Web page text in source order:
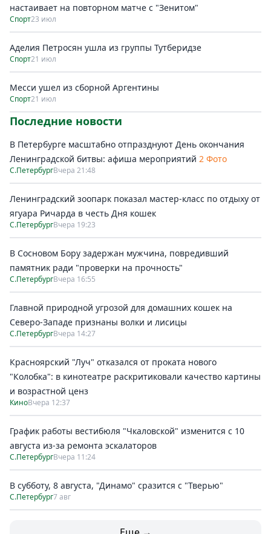
настаивает на повторном матче с "Зенитом"
Спорт23 июл
Аделия Петросян ушла из группы Тутберидзе
Спорт21 июл
Месси ушел из сборной Аргентины
Спорт21 июл
Последние новости
В Петербурге масштабно отпразднуют День окончания
Ленинградской битвы: афиша мероприятий 2 Фото
С.ПетербургВчера 21:48
Ленинградский зоопарк показал мастер-класс по отдыху от
ягуара Ричарда в честь Дня кошек
С.ПетербургВчера 19:23
В Сосновом Бору задержан мужчина, повредивший
памятник ради "проверки на прочность"
С.ПетербургВчера 16:55
Главной природной угрозой для домашних кошек на
Северо-Западе признаны волки и лисицы
С.ПетербургВчера 14:27
Красноярский "Луч" отказался от проката нового
"Колобка": в кинотеатре раскритиковали качество картины
и возрастной ценз
КиноВчера 12:37
График работы вестибюля "Чкаловской" изменится с 10
августа из-за ремонта эскалаторов
С.ПетербургВчера 11:24
В субботу, 8 августа, "Динамо" сразится с "Тверью"
С.Петербург7 авг